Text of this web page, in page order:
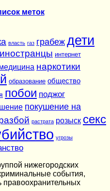
меток
власть газ грабеж дети
иностранцы интернет
наркотики
образование общество
побои поджог
покушение на
растрата розыск секс
угрозы
нижегородских
события,
правоохранительных